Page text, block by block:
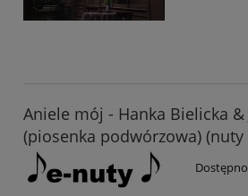
Aniele mój - Hanka Bielicka &
(piosenka podwórzowa)